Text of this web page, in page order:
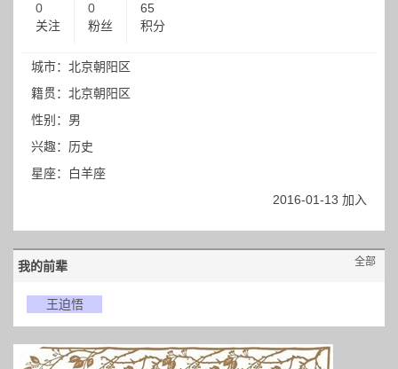
0
关注
0
粉丝
65
积分
城市：北京朝阳区
籍贯：北京朝阳区
性别：男
兴趣：历史
星座：白羊座
2016-01-13 加入
我的前辈 全部
王迫悟